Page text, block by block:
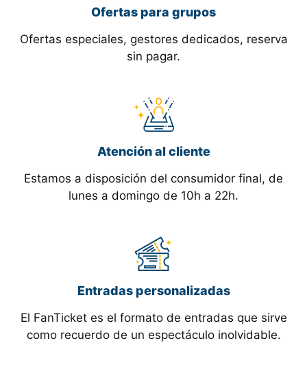
Ofertas para grupos
Ofertas especiales, gestores dedicados, reserva
sin pagar.
Atención al cliente
Estamos a disposición del consumidor final, de
lunes a domingo de 10h a 22h.
Entradas personalizadas
El FanTicket es el formato de entradas que sirve
como recuerdo de un espectáculo inolvidable.